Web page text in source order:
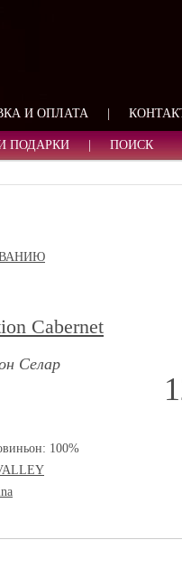
И ОПЛАТА
ПОДАРКИ ПОИСК
Cabernet
Селар
100%